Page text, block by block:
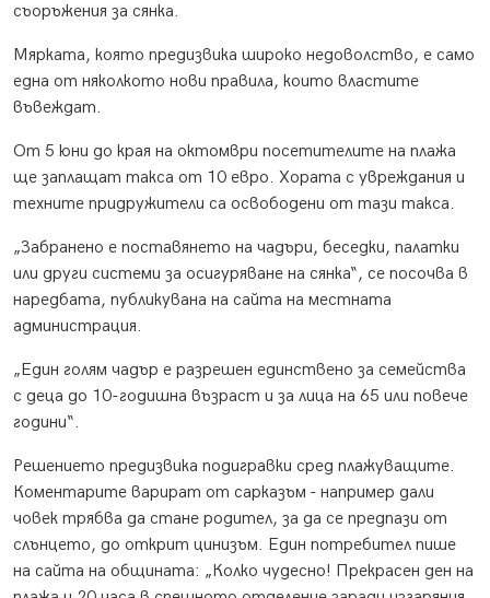
съоръжения за сянка.
Мярката, която предизвика широко недоволство, е само
една от няколкото нови правила, които властите
въвеждат.
От 5 юни до края на октомври посетителите на плажа
ще заплащат такса от 10 евро. Хората с увреждания и
техните придружители са освободени от тази такса.
„Забранено е поставянето на чадъри, беседки, палатки
или други системи за осигуряване на сянка“, се посочва в
наредбата, публикувана на сайта на местната
администрация.
„Един голям чадър е разрешен единствено за семейства
с деца до 10-годишна възраст и за лица на 65 или повече
години“.
Решението предизвика подигравки сред плажуващите.
Коментарите варират от сарказъм - например дали
човек трябва да стане родител, за да се предпази от
слънцето, до открит цинизъм. Един потребител пише
на сайта на общината: „Колко чудесно! Прекрасен ден на